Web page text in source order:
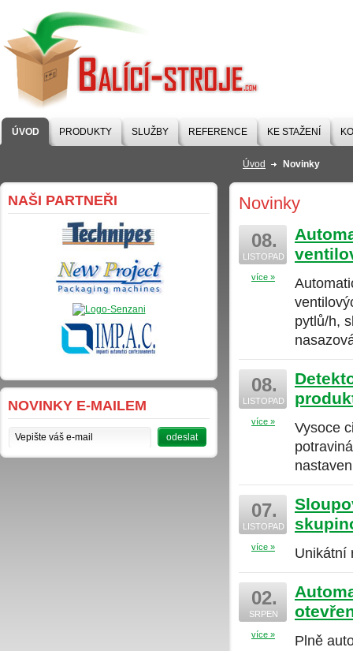
BALÍCÍ-STROJE
ÚVOD PRODUKTY SLUŽBY REFERENCE KE STAŽENÍ
NAŠI PARTNEŘI
NOVINKY E-MAILEM
Úvod Novinky
Novinky
08.
LISTOPAD
více »
pytlů/h,
08.
LISTOPAD
více »
Vysoce
07.
LISTOPAD
více » Unikátní
02.
SRPEN
více »
Plně